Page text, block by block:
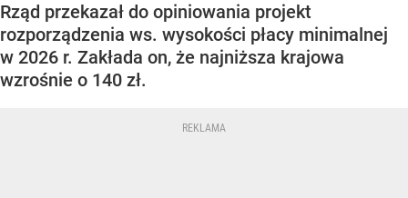
Rząd przekazał do opiniowania projekt
rozporządzenia ws. wysokości płacy minimalnej
w 2026 r. Zakłada on, że najniższa krajowa
wzrośnie o 140 zł.